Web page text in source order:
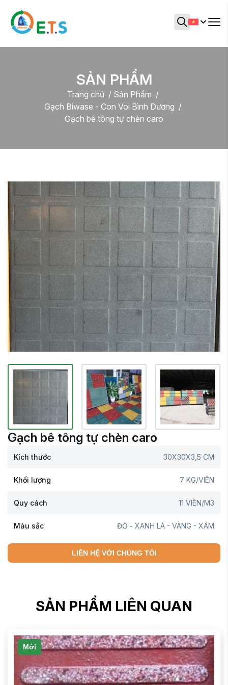
SẢN PHẨM
Trang chủ
Sản Phẩm
Gạch Biwase - Con Voi Bình Dương
Gạch bê tông tự chèn caro
Gạch bê tông tự chèn caro
Kích thước 30X30X3,5 CM
Khối lượng 7 KG/VIÊN
Quy cách 11 VIÊN/M3
Màu sắc ĐỎ - XANH LÁ - VÀNG - XÁM
LIÊN HỆ VỚI CHÚNG TÔI
SẢN PHẨM LIÊN QUAN
Mới